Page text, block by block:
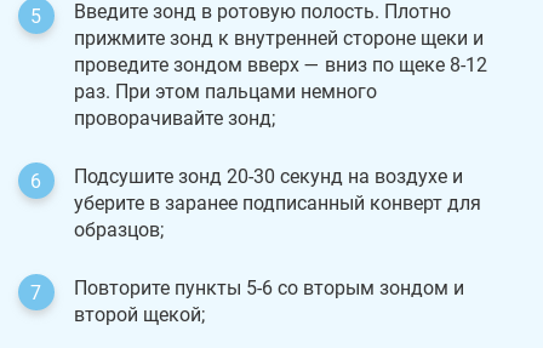
Введите зонд в ротовую полость. Плотно
прижмите зонд к внутренней стороне щеки и
проведите зондом вверх — вниз по щеке 8-12
раз. При этом пальцами немного
проворачивайте зонд;
Подсушите зонд 20-30 секунд на воздухе и
уберите в заранее подписанный конверт для
образцов;
Повторите пункты 5-6 со вторым зондом и
второй щекой;